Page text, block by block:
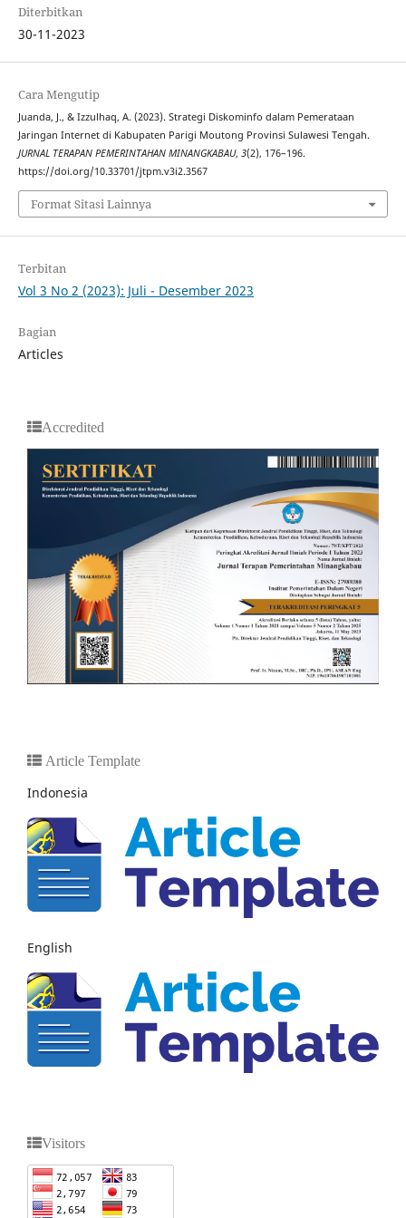
Diterbitkan
30-11-2023
Cara Mengutip
Juanda, J., & Izzulhaq, A. (2023). Strategi Diskominfo dalam Pemerataan
Jaringan Internet di Kabupaten Parigi Moutong Provinsi Sulawesi Tengah.
JURNAL TERAPAN PEMERINTAHAN MINANGKABAU, 3(2), 176–196.
https://doi.org/10.33701/jtpm.v3i2.3567
Format Sitasi Lainnya
Terbitan
Vol 3 No 2 (2023): Juli - Desember 2023
Bagian
Articles
Accredited
Article Template
Indonesia
English
Visitors